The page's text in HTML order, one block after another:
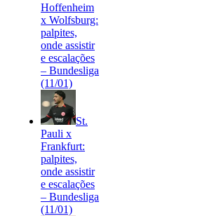
Hoffenheim
x Wolfsburg:
palpites,
onde assistir
e escalações
– Bundesliga
(11/01)
St.
Pauli x
Frankfurt:
palpites,
onde assistir
e escalações
– Bundesliga
(11/01)